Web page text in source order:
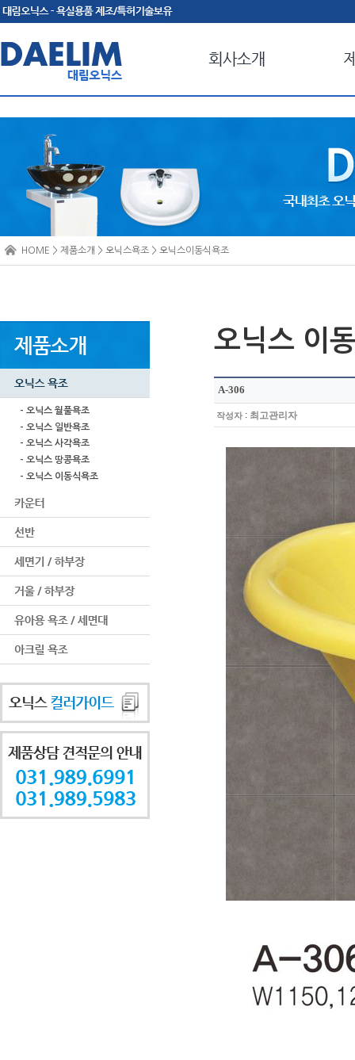
HOME > 제품소개 > 오닉스욕조 > 오닉스이동식욕조
- 오닉스 월풀욕조
- 오닉스 일반욕조
- 오닉스 사각욕조
- 오닉스 땅콩욕조
- 오닉스 이동식욕조
오닉스 이
A-306
작성자 : 최고관리자